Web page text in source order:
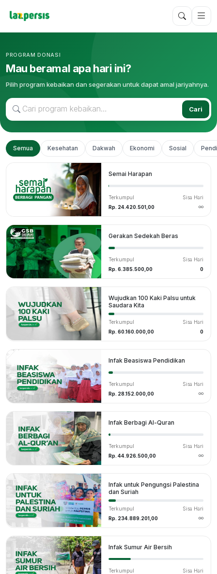
PROGRAM DONASI
Mau beramal apa hari ini?
Pilih program kebaikan dan segerakan untuk dapat amal jariyahnya.
Cari
Semua Kesehatan Dakwah Ekonomi Sosial
Semai Harapan
Terkumpul
Rp. 24.420.501,00
Sisa Hari
Gerakan Sedekah Beras
Terkumpul
Rp. 6.385.500,00
Sisa Hari
0
Wujudkan 100 Kaki Palsu untuk
Saudara Kita
Terkumpul
Rp. 60.160.000,00
Sisa Hari
0
Infak Beasiswa Pendidikan
Terkumpul
Rp. 28.152.000,00
Sisa Hari
Infak Berbagi Al-Quran
Terkumpul
Rp. 44.926.500,00
Sisa Hari
Infak untuk Pengungsi Palestina
dan Suriah
Terkumpul
Rp. 234.889.201,00
Sisa Hari
Infak Sumur Air Bersih
Terkumpul
Sisa Hari